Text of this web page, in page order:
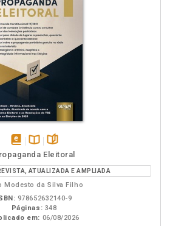
disponível
em
eBook
Disponível
na
B.V.
páginas
Eleitoral
ATUALIZADA E AMPLIADA
Modesto da Silva Filho
978652632140-9
Páginas: 348
em: 06/08/2026